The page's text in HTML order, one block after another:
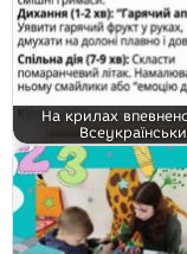
На крилах